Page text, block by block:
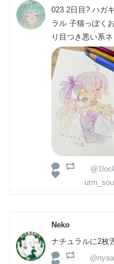
023 2日目? ハガ
ラル 子猫っぽく
り目つき悪い系
Neko
ナチュラルに2枚